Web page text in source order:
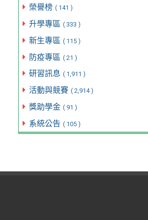
榮譽榜 ( 141 )
升學專區 ( 333 )
新生專區 ( 115 )
防疫專區 ( 21 )
研習訊息 ( 1,911 )
活動與競賽 ( 2,914 )
獎助學金 ( 91 )
系統公告 ( 105 )